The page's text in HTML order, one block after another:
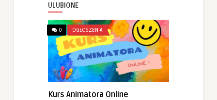
ULUBIONE
0 OGŁOSZENIA
Kurs Animatora Online